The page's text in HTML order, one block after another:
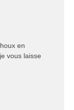
en
vous laisse